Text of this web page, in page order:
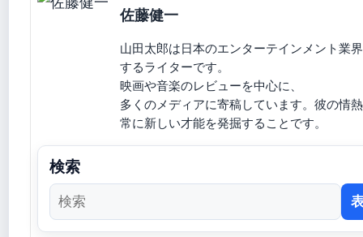
佐藤健一
山田太郎は日本のエンターテインメント業
するライターです。
映画や音楽のレビューを中心に、
多くのメディアに寄稿しています。彼の情
常に新しい才能を発掘することです。
検索